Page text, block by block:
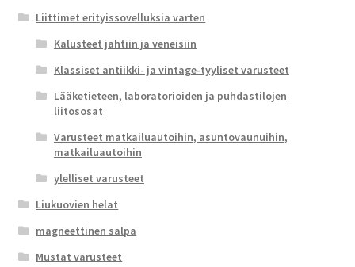
Liittimet erityissovelluksia varten
Kalusteet jahtiin ja veneisiin
Klassiset antiikki- ja vintage-tyyliset varusteet
Lääketieteen, laboratorioiden ja puhdastilojen
liitososat
Varusteet matkailuautoihin, asuntovaunuihin,
matkailuautoihin
ylelliset varusteet
Liukuovien helat
magneettinen salpa
Mustat varusteet